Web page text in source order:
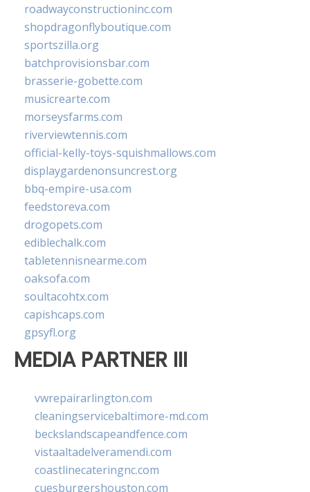
roadwayconstructioninc.com
shopdragonflyboutique.com
sportszilla.org
batchprovisionsbar.com
brasserie-gobette.com
musicrearte.com
morseysfarms.com
riverviewtennis.com
official-kelly-toys-squishmallows.com
displaygardenonsuncrest.org
bbq-empire-usa.com
feedstoreva.com
drogopets.com
ediblechalk.com
tabletennisnearme.com
oaksofa.com
soultacohtx.com
capishcaps.com
gpsyfl.org
MEDIA PARTNER III
vwrepairarlington.com
cleaningservicebaltimore-md.com
beckslandscapeandfence.com
vistaaltadelveramendi.com
coastlinecateringnc.com
cuesburgershouston.com